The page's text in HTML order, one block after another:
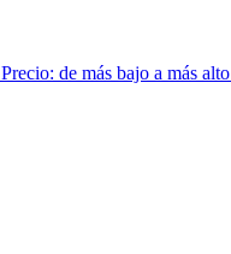
Precio: de más bajo a más alto